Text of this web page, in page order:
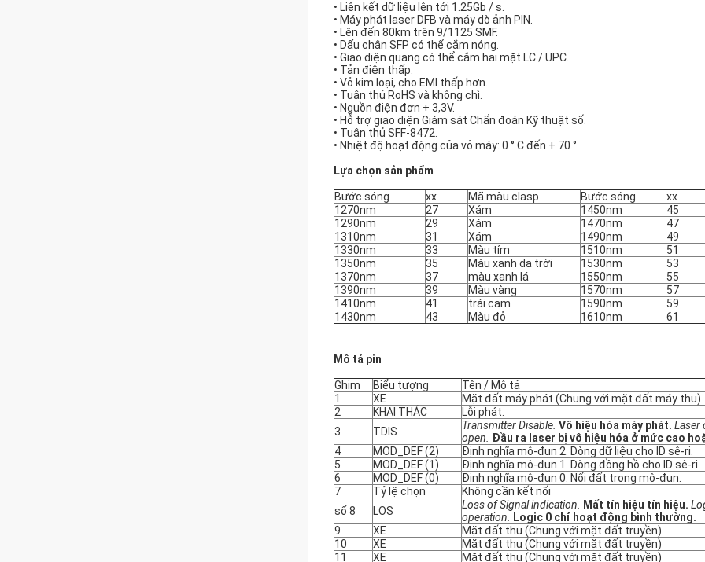
• Liên kết dữ liệu lên tới 1.25Gb / s.
• Máy phát laser DFB và máy dò ảnh PIN.
• Lên đến 80km trên 9/1125 SMF.
• Dấu chân SFP có thể cắm nóng.
• Giao diện quang có thể cắm hai mặt LC / UPC.
• Tản điện thấp.
• Vỏ kim loại, cho EMI thấp hơn.
• Tuân thủ RoHS và không chì.
• Nguồn điện đơn + 3,3V.
• Hỗ trợ giao diện Giám sát Chẩn đoán Kỹ thuật số.
• Tuân thủ SFF-8472.
• Nhiệt độ hoạt động của vỏ máy: 0 ° C đến + 70 °.
Lựa chọn sản phẩm
Bước sóng xx Mã màu clasp Bước sóng xx
1270nm
27 Xám 1450nm 45
1290nm
29 Xám 1470nm 47
1310nm
31 Xám 1490nm 49
1330nm
33 Màu tím 1510nm 51
1350nm
35 Màu xanh da trời 1530nm 53
1370nm
37 màu xanh lá 1550nm 55
1390nm
39 Màu vàng 1570nm 57
1410nm
41 trái cam 1590nm 59
1430nm
43 Màu đỏ 1610nm 61
Mô tả pin
Ghim Biểu tượng Tên / Mô tả
1
XE Mặt đất máy phát (Chung với mặt đất máy thu)
2
KHAI THÁC
Lỗi phát.
3
TDIS Transmitter Disable. Vô hiệu hóa máy phát. Laser
open. Đầu ra laser bị vô hiệu hóa ở mức cao
4
MOD_DEF (2) Định nghĩa mô-đun 2. Dòng dữ liệu cho ID sê-ri.
5
MOD_DEF (1) Định nghĩa mô-đun 1. Dòng đồng hồ cho ID sê-ri.
6
MOD_DEF (0) Định nghĩa mô-đun 0. Nối đất trong mô-đun.
7
Tỷ lệ chọn Không cần kết nối
số 8
LOS Loss of Signal indication. Mất tín hiệu tín hiệu.
operation.
Logic 0 chỉ hoạt động bình thường.
9
XE Mặt đất thu (Chung với mặt đất truyền)
10
XE Mặt đất thu (Chung với mặt đất truyền)
11
XE Mặt đất thu (Chung với mặt đất truyền)